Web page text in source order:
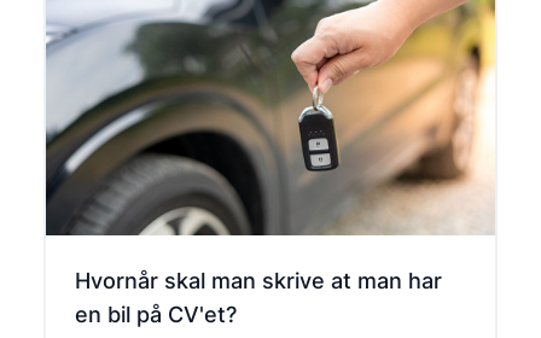
Hvornår skal man skrive at man har
en bil på CV'et?